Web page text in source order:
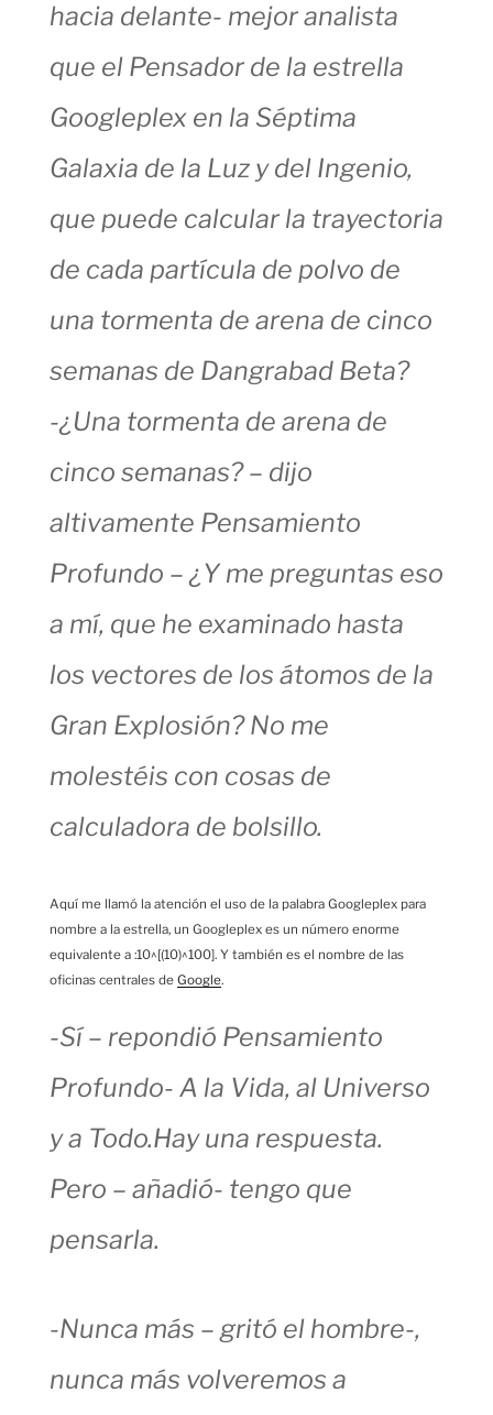
hacia delante- mejor analista
que el Pensador de la estrella
Googleplex en la Séptima
Galaxia de la Luz y del Ingenio,
que puede calcular la trayectoria
de cada partícula de polvo de
una tormenta de arena de cinco
semanas de Dangrabad Beta?
-¿Una tormenta de arena de
cinco semanas? – dijo
altivamente Pensamiento
Profundo – ¿Y me preguntas eso
a mí, que he examinado hasta
los vectores de los átomos de la
Gran Explosión? No me
molestéis con cosas de
calculadora de bolsillo.
Aquí me llamó la atención el uso de la palabra Googleplex para
nombre a la estrella, un Googleplex es un número enorme
equivalente a :10^[(10)^100]. Y también es el nombre de las
oficinas centrales de Google.
-Sí – repondió Pensamiento
Profundo- A la Vida, al Universo
y a Todo.Hay una respuesta.
Pero – añadió- tengo que
pensarla.
-Nunca más – gritó el hombre-,
nunca más volveremos a